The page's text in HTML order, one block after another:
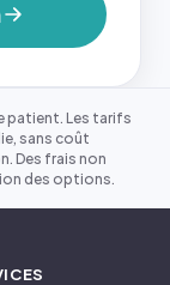
patient. Les tarifs
sans coût
Des frais non
des options.